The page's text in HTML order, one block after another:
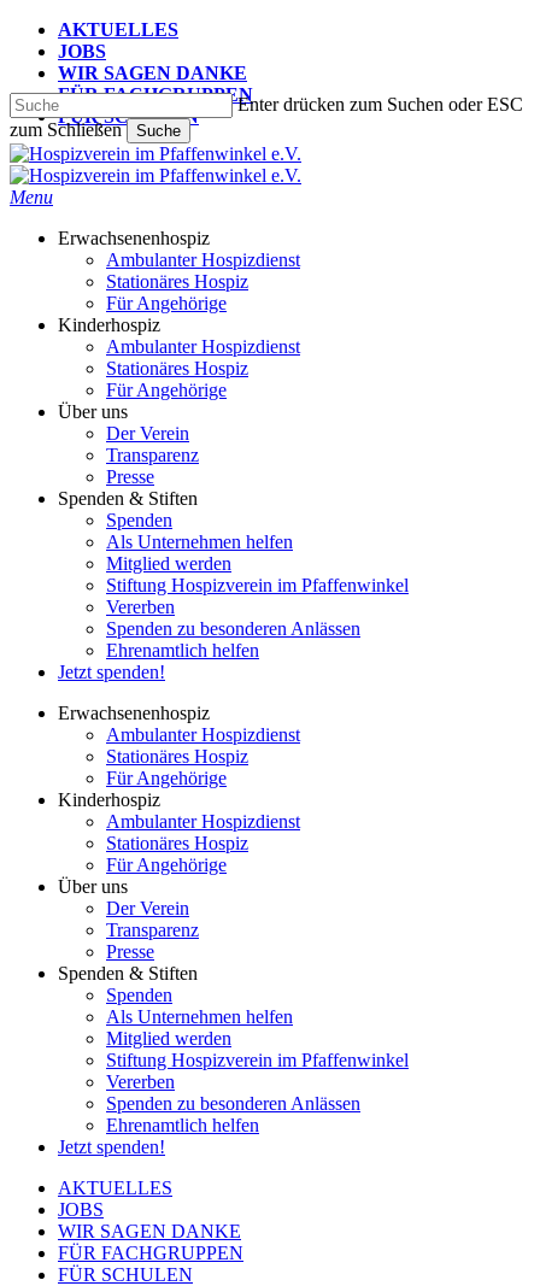
Skip
main
content
AKTUELLES
JOBS
WIR SAGEN DANKE
FÜR FACHGRUPPEN
FÜR SCHULEN
Enter drücken zum Suchen oder ESC
zum Schließen
Suche
Suche
schließen
search
Menu
Erwachsenenhospiz
Ambulanter Hospizdienst
Stationäres Hospiz
Für Angehörige
Kinderhospiz
Ambulanter Hospizdienst
Stationäres Hospiz
Für Angehörige
Über uns
Der Verein
Transparenz
Presse
Spenden & Stiften
Spenden
Als Unternehmen helfen
Mitglied werden
Stiftung Hospizverein im Pfaffenwinkel
Vererben
Spenden zu besonderen Anlässen
Ehrenamtlich helfen
Jetzt spenden!
Erwachsenenhospiz
Ambulanter Hospizdienst
Stationäres Hospiz
Für Angehörige
Kinderhospiz
Ambulanter Hospizdienst
Stationäres Hospiz
Für Angehörige
Über uns
Der Verein
Transparenz
Presse
Spenden & Stiften
Spenden
Als Unternehmen helfen
Mitglied werden
Stiftung Hospizverein im Pfaffenwinkel
Vererben
Spenden zu besonderen Anlässen
Ehrenamtlich helfen
Jetzt spenden!
AKTUELLES
JOBS
WIR SAGEN DANKE
FÜR FACHGRUPPEN
FÜR SCHULEN